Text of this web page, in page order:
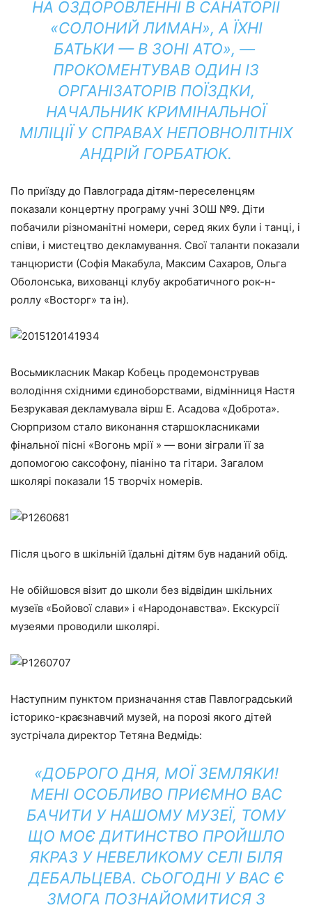
НА ОЗДОРОВЛЕННІ В САНАТОРІЇ
«СОЛОНИЙ ЛИМАН», А ЇХНІ
БАТЬКИ — В ЗОНІ АТО», —
ПРОКОМЕНТУВАВ ОДИН ІЗ
ОРГАНІЗАТОРІВ ПОЇЗДКИ,
НАЧАЛЬНИК КРИМІНАЛЬНОЇ
МІЛІЦІЇ У СПРАВАХ НЕПОВНОЛІТНІХ
АНДРІЙ ГОРБАТЮК.
По приїзду до Павлограда дітям-переселенцям
показали концертну програму учні ЗОШ №9. Діти
побачили різноманітні номери, серед яких були і танці, і
співи, і мистецтво декламування. Свої таланти показали
танцюристи (Софія Макабула, Максим Сахаров, Ольга
Оболонська, вихованці клубу акробатичного рок-н-
роллу «Восторг» та ін).
Восьмикласник Макар Кобець продемонстрував
володіння східними єдиноборствами, відмінниця Настя
Безрукавая декламувала вірш Е. Асадова «Доброта».
Сюрпризом стало виконання старшокласниками
фінальної пісні «Вогонь мрії » — вони зіграли її за
допомогою саксофону, піаніно та гітари. Загалом
школярі показали 15 творчіх номерів.
Після цього в шкільній їдальні дітям був наданий обід.
Не обійшовся візит до школи без відвідин шкільних
музеїв «Бойової слави» і «Народонавства». Екскурсії
музеями проводили школярі.
Наступним пунктом призначання став Павлоградський
історико-краєзнавчий музей, на порозі якого дітей
зустрічала директор Тетяна Ведмідь:
«ДОБРОГО ДНЯ, МОЇ ЗЕМЛЯКИ!
МЕНІ ОСОБЛИВО ПРИЄМНО ВАС
БАЧИТИ У НАШОМУ МУЗЕЇ, ТОМУ
ЩО МОЄ ДИТИНСТВО ПРОЙШЛО
ЯКРАЗ У НЕВЕЛИКОМУ СЕЛІ БІЛЯ
ДЕБАЛЬЦЕВА. СЬОГОДНІ У ВАС Є
ЗМОГА ПОЗНАЙОМИТИСЯ З